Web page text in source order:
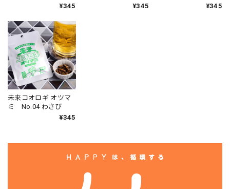
¥345
¥345
¥345
未来コオロギ オツマ
ミ No.04 わさび
¥345